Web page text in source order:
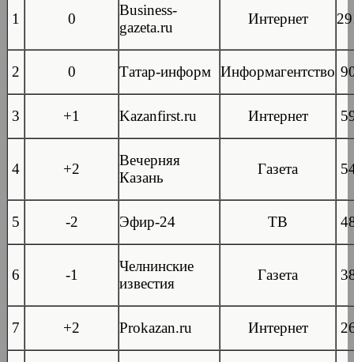
1 0
Business-
gazeta.ru
Интернет
2 0 Татар-информ Информагентство
3 +1 Kazanfirst.ru Интернет
4 +2
Вечерняя
Казань
Газета
5 -2 Эфир-24 ТВ
6 -1
Челнинские
известия
Газета
7 +2 Prokazan.ru Интернет